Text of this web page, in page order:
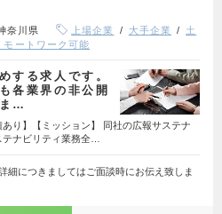
奈川県 上場企業 大手企業
土
モートワーク可能
する求人です。
各業界の非公開
…
あり】【ミッション】 同社の広報サステナ
ナビリティ業務全…
細につきましてはご面談時にお伝え致しま